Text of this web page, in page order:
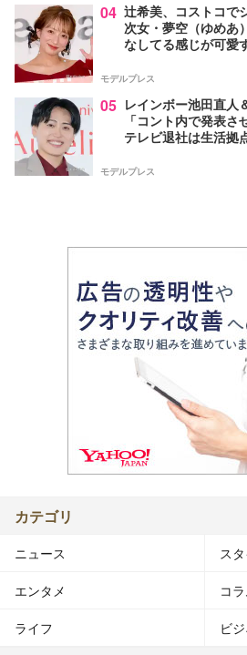
04 辻希美、コストコで
次女・夢空（ゆめあ
なしてる感じが可愛
モデルプレス
05 レインボー池田直人
「コント内で発表
テレビ退社は生活拠
モデルプレス
カテゴリ
ニュース ス
エンタメ コ
ライフ ビ